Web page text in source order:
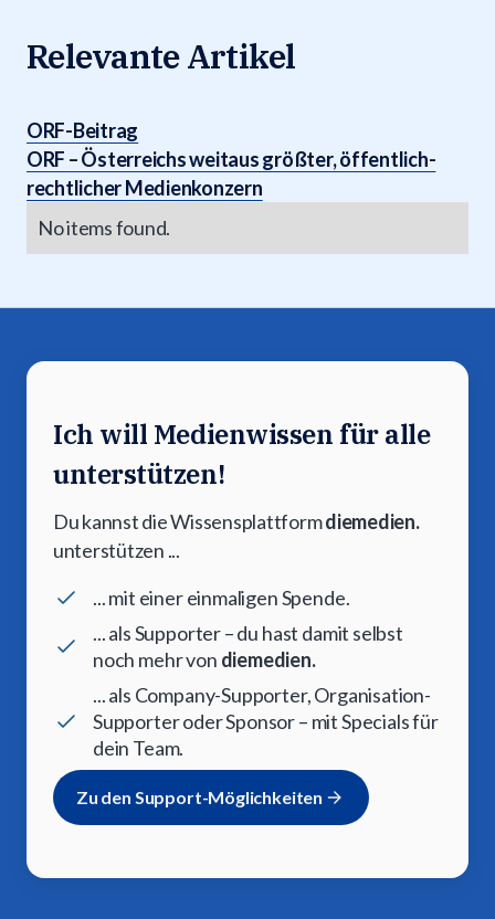
Relevante Artikel
ORF-Beitrag
ORF – Österreichs weitaus größter, öffentlich-
rechtlicher Medienkonzern
No items found.
Ich will Medienwissen für alle
unterstützen!
Du kannst die Wissensplattformdiemedien.
unterstützen ...
... mit einer einmaligen Spende.
... als Supporter – du hast damit selbst
noch mehr von diemedien.
... als Company-Supporter, Organisation-
Supporter oder Sponsor – mit Specials für
dein Team.
Zu den Support-Möglichkeiten